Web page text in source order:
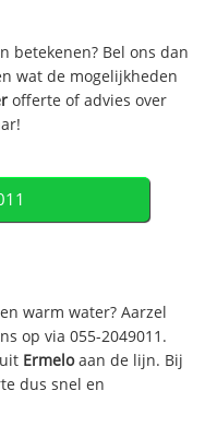
betekenen? Bel ons dan
wat de mogelijkheden
offerte of advies over
warm water? Aarzel
op via 055-2049011.
Ermeloaan de lijn. Bij
dus snel en